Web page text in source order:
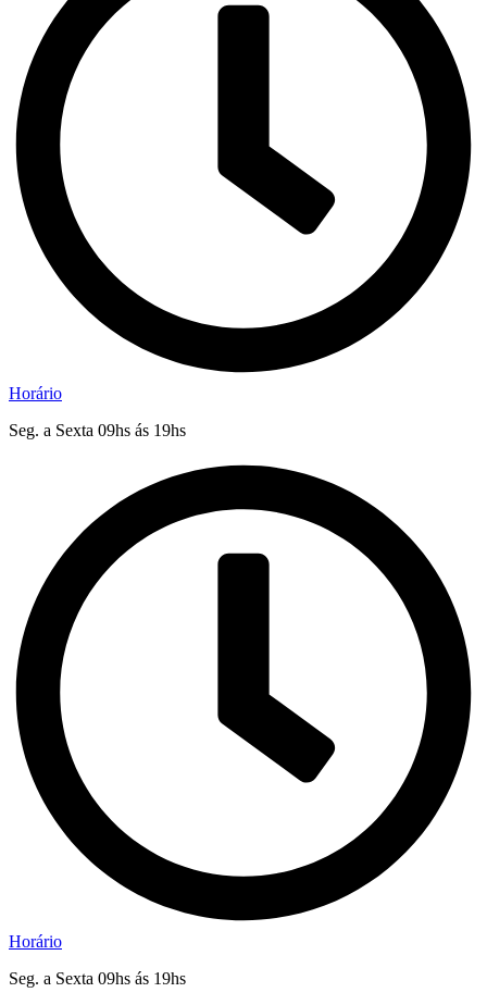
Horário
Seg. a Sexta 09hs ás 19hs
Horário
Seg. a Sexta 09hs ás 19hs